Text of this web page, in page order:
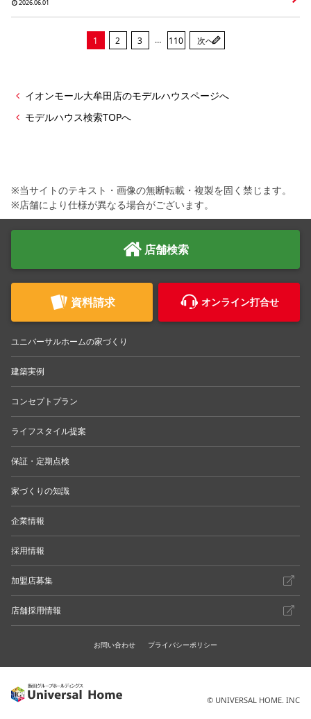
2026.06.01
1 2 3 … 110 次へ
イオンモール大牟田店のモデルハウスページへ
モデルハウス検索TOPへ
※当サイトのテキスト・画像の無断転載・複製を固く禁じます。
※店舗により仕様が異なる場合がございます。
店舗検索
資料請求 オンライン打合せ
ユニバーサルホームの家づくり
建築実例
コンセプトプラン
ライフスタイル提案
保証・定期点検
家づくりの知識
企業情報
採用情報
加盟店募集
店舗採用情報
お問い合わせ プライバシーポリシー
© UNIVERSAL HOME. INC